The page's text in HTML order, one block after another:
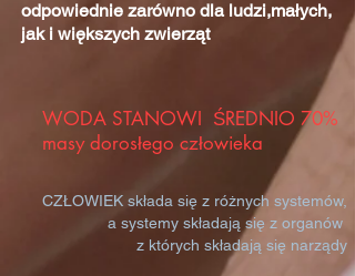
odpowiednie zarówno dla ludzi,małych,
jak i większych zwierząt
WODA STANOWI ŚREDNIO 70%
masy dorosłego człowieka
CZŁOWIEK składa się z różnych systemów,
a systemy składają się z organów
z których składają się narządy